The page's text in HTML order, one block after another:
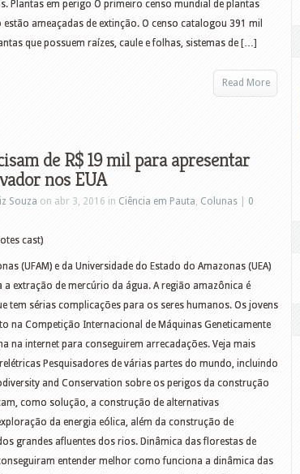
Plantas em perigo O primeiro censo mundial de plantas
ameaçadas de extinção. O censo catalogou 391 mil
que possuem raízes, caule e folhas, sistemas de […]
Read More
de R$ 19 mil para apresentar
nos EUA
Souza on abr 3, 2016 in Ciência em Pauta, Colunas
0
cast)
(UFAM) e da Universidade do Estado do Amazonas (UEA)
extração de mercúrio da água. A região amazônica é
tem sérias complicações para os seres humanos. Os jovens
na Competição Internacional de Máquinas Geneticamente
na internet para conseguirem arrecadações. Veja mais
Pesquisadores de várias partes do mundo, incluindo
and Conservation sobre os perigos da construção
como solução, a construção de alternativas
da energia eólica, além da construção de
grandes afluentes dos rios. Dinâmica das florestas de
entender melhor como funciona a dinâmica das